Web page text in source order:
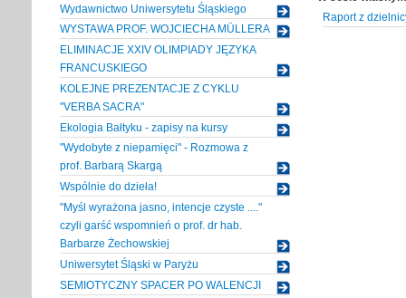
Wydawnictwo Uniwersytetu Śląskiego
WYSTAWA PROF. WOJCIECHA MÜLLERA
ELIMINACJE XXIV OLIMPIADY JĘZYKA
FRANCUSKIEGO
KOLEJNE PREZENTACJE Z CYKLU
"VERBA SACRA"
Ekologia Bałtyku - zapisy na kursy
"Wydobyte z niepamięci" - Rozmowa z
prof. Barbarą Skargą
Wspólnie do dzieła!
"Myśl wyrażona jasno, intencje czyste ...."
czyli garść wspomnień o prof. dr hab.
Barbarze Żechowskiej
Uniwersytet Śląski w Paryżu
SEMIOTYCZNY SPACER PO WALENCJI
Raport z